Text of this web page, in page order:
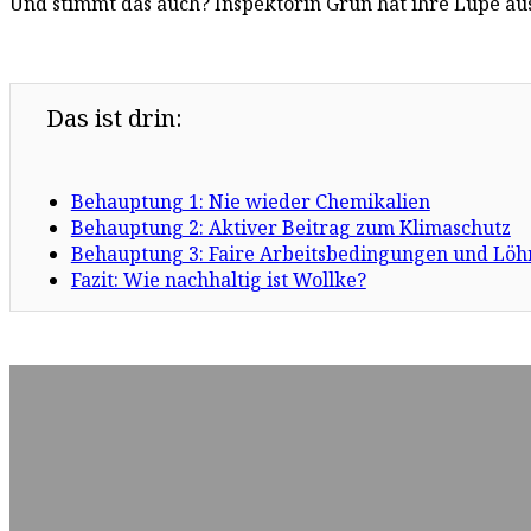
Das ist drin:
Behauptung 1: Nie wieder Chemikalien
Behauptung 2: Aktiver Beitrag zum Klimaschutz
Behauptung 3: Faire Arbeitsbedingungen und
Fazit: Wie nachhaltig ist Wollke?